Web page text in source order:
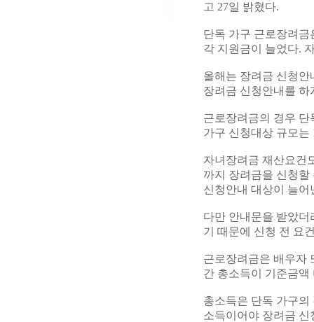
고 27일 밝혔다.
단독 가구 근로장려금
각 지원금이 늘었다.
올해는 장려금 신청안
장려금 신청안내를
근로장려금의 경우 단
가구 신청대상 규모는
자녀장려금 재산요건
까지 장려금을 신청할
신청안내 대상이 늘
다만 안내문을 받았
기 때문에 신청 전 요
근로장려금은 배우자
간 총소득이 기준금액
총소득은 단독 가구의
소득이어야 장려금 신